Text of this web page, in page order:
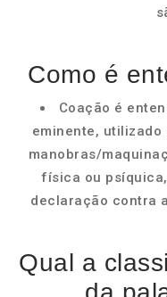
Como é
Coação é
eminente, utilizado
manobras/
física ou
declaração contra
Qual a